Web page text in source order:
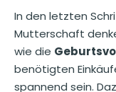
In den letzten
Mutterschaft
wie die
benötigten
spannend sein.